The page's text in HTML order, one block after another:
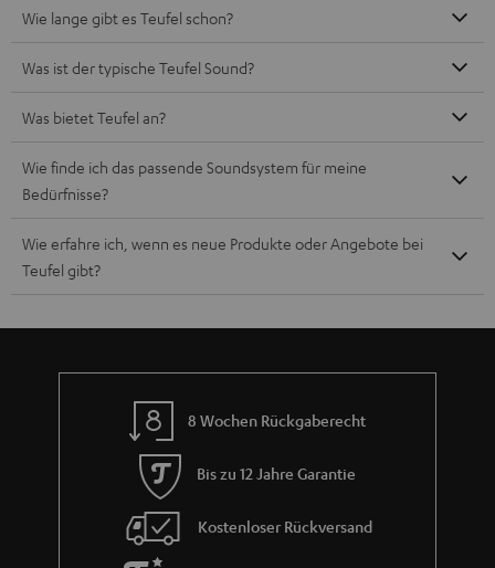
Wie lange gibt es Teufel schon?
Was ist der typische Teufel Sound?
Was bietet Teufel an?
Wie finde ich das passende Soundsystem für meine
Bedürfnisse?
Wie erfahre ich, wenn es neue Produkte oder Angebote bei
Teufel gibt?
8 Wochen Rückgaberecht
Bis zu 12 Jahre Garantie
Kostenloser Rückversand